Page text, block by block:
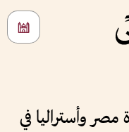
مصر وأستراليا في